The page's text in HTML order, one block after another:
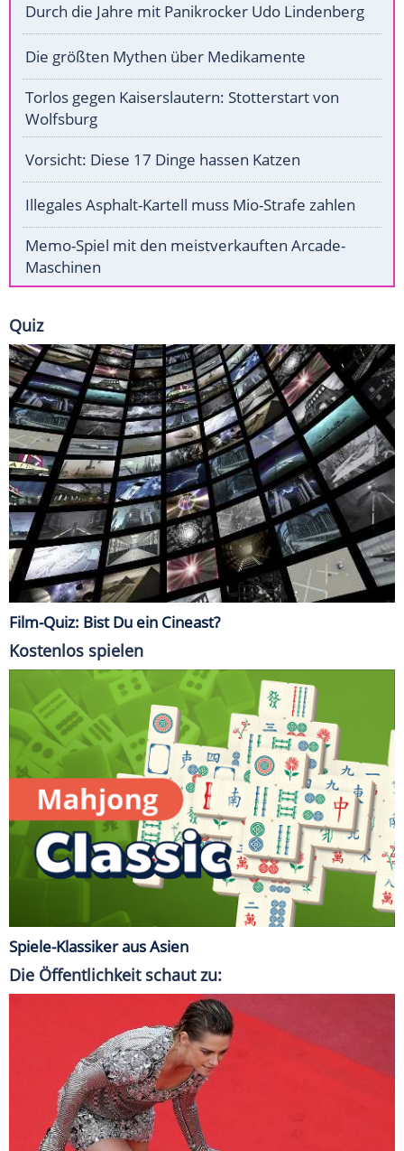
Durch die Jahre mit Panikrocker Udo Lindenberg
Die größten Mythen über Medikamente
Torlos gegen Kaiserslautern: Stotterstart von
Wolfsburg
Vorsicht: Diese 17 Dinge hassen Katzen
Illegales Asphalt-Kartell muss Mio-Strafe zahlen
Memo-Spiel mit den meistverkauften Arcade-
Maschinen
Quiz
Film-Quiz: Bist Du ein Cineast?
Kostenlos spielen
Spiele-Klassiker aus Asien
Die Öffentlichkeit schaut zu: